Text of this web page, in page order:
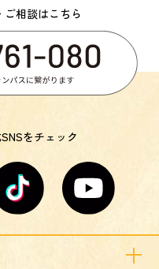
相談はこちら
をチェック